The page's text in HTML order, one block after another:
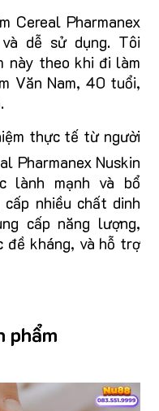
Cereal Pharmanex
dễ sử dụng. Tôi
này theo khi đi làm
Văn Nam, 40 tuổi,
thực tế từ người
Pharmanex Nuskin
lành mạnh và bổ
cấp nhiều chất dinh
cấp năng lượng,
đề kháng, và hỗ trợ
phẩm